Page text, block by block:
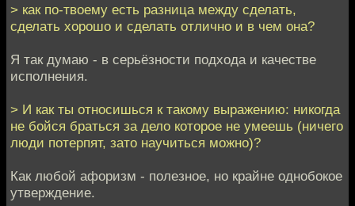
> как по-твоему есть разница между сделать,
сделать хорошо и сделать отлично и в чем она?
Я так думаю - в серьёзности подхода и качестве
исполнения.
> И как ты относишься к такому выражению: никогда
не бойся браться за дело которое не умеешь (ничего
люди потерпят, зато научиться можно)?
Как любой афоризм - полезное, но крайне однобокое
утверждение.